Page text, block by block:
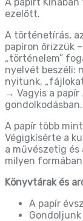
ezelőtt.
A történetírás,
papíron őrizzük
„történelem”
nyelvét beszéli:
nyitunk,
→ Vagyis a papír
gondolkodásban.
A papír több
Végigkísérte a
a művészetig
milyen
Könyvtárak és
A papír